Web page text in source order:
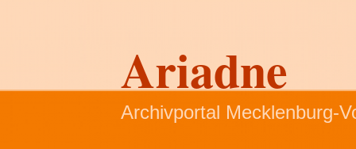
Ariadne
Archivportal Mecklenburg-